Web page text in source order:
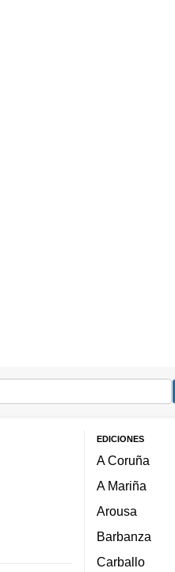
EDICIONES
A Coruña
A Mariña
Arousa
Barbanza
Carballo